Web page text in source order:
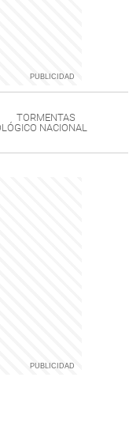
TORMENTAS
NACIONAL